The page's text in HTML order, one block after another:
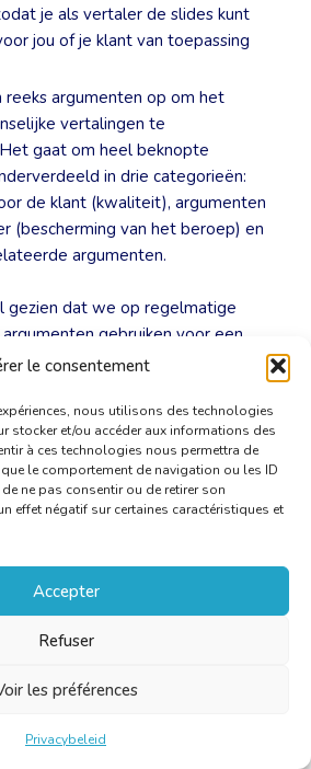
le consentement
nous utilisons des technologies
stocker et/ou accéder aux informations des
à ces technologies nous permettra de
le comportement de navigation ou les ID
ne pas consentir ou de retirer son
effet négatif sur certaines caractéristiques et
Accepter
Refuser
les préférences
Privacybeleid
je als vertaler de slides kunt
jou of je klant van toepassing
argumenten op om het
vertalingen te
gaat om heel beknopte
in drie categorieën:
de klant (kwaliteit), argumenten
(bescherming van het beroep) en
argumenten.
gezien dat we op regelmatige
gebruiken voor een
op de sociale netwerken.
vergroten we het bewustzijn van
van menselijke vertalingen en
van automatische vertalingen.
zal de toolbox worden
combinatie van tools ter